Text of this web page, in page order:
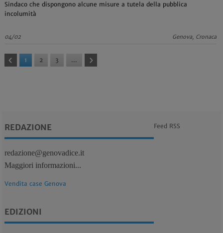
Sindaco che dispongono alcune misure a tutela della pubblica
incolumità
04/02 Genova, Cronaca
1 2 3 ...
REDAZIONE
redazione@genovadice.it
Maggiori informazioni...
Vendita case Genova
EDIZIONI
Feed RSS